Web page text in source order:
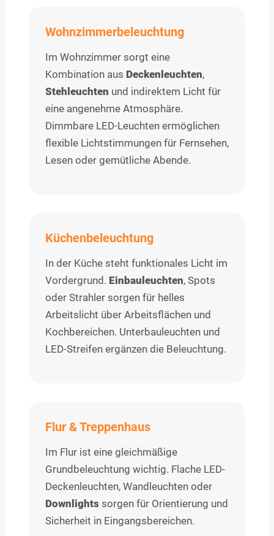
Wohnzimmerbeleuchtung
Im Wohnzimmer sorgt eine
Kombination aus Deckenleuchten,
Stehleuchten und indirektem Licht für
eine angenehme Atmosphäre.
Dimmbare LED-Leuchten ermöglichen
flexible Lichtstimmungen für Fernsehen,
Lesen oder gemütliche Abende.
Küchenbeleuchtung
In der Küche steht funktionales Licht im
Vordergrund. Einbauleuchten, Spots
oder Strahler sorgen für helles
Arbeitslicht über Arbeitsflächen und
Kochbereichen. Unterbauleuchten und
LED-Streifen ergänzen die Beleuchtung.
Flur & Treppenhaus
Im Flur ist eine gleichmäßige
Grundbeleuchtung wichtig. Flache LED-
Deckenleuchten, Wandleuchten oder
Downlights sorgen für Orientierung und
Sicherheit in Eingangsbereichen.